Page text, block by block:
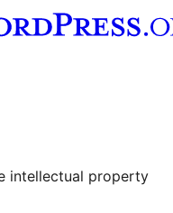
account
intellectual property